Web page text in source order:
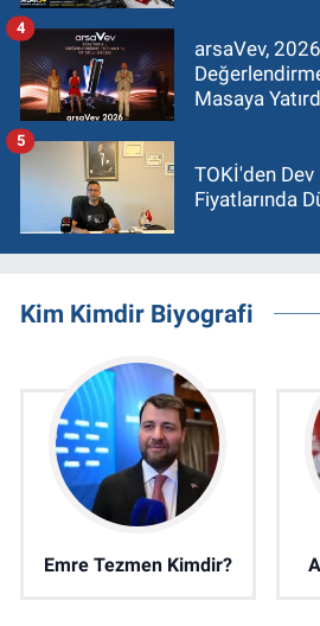
arsaVev,
Masaya
4
TOKİ'den
Fiyatlarında
5
Kim Kimdir Biyografi
Emre Tezmen Kimdir?